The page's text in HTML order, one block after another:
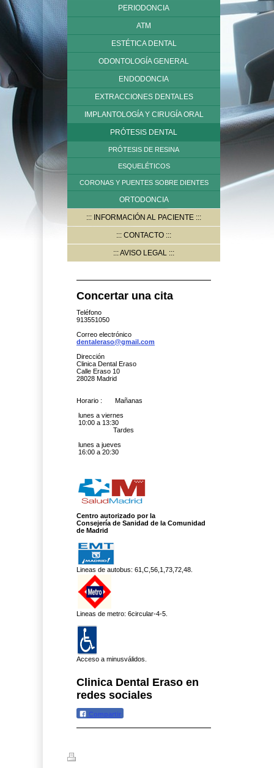
PERIODONCIA
ATM
ESTÉTICA DENTAL
ODONTOLOGÍA GENERAL
ENDODONCIA
EXTRACCIONES DENTALES
IMPLANTOLOGÍA Y CIRUGÍA ORAL
PRÓTESIS DENTAL
PRÓTESIS DE RESINA
ESQUELÉTICOS
CORONAS Y PUENTES SOBRE DIENTES
ORTODONCIA
INFORMACIÓN AL PACIENTE
CONTACTO
AVISO LEGAL
Concertar una cita
Teléfono
913551050
Correo electrónico
dentaleraso@gmail.com
Dirección
Clinica Dental Eraso
Calle Eraso 10
28028 Madrid
Horario : Mañanas
lunes a viernes
10:00 a 13:30
Tardes
lunes a jueves
16:00 a 20:30
Centro autorizado por la
Consejería de Sanidad de la Comunidad
de Madrid
Lineas de autobus: 61,C,56,1,73,72,48.
Lineas de metro: 6circular-4-5.
Acceso a minusválidos.
Clinica Dental Eraso en
redes sociales
Compartir